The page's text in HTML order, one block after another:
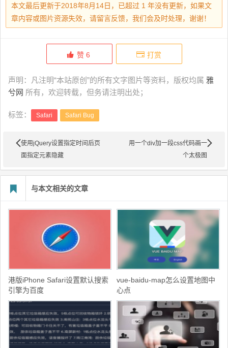
本文最后更新于2018年8月14日，已超过 1 年没有更新，如果文
章内容或图片资源失效，请留言反馈，我们会及时处理，谢谢！
赞 6 打赏
声明：凡注明“本站原创”的所有文字图片等资料，版权均属 雅
兮网 所有，欢迎转载，但务请注明出处；
标签： Safari Safari Bug
用一个div加一段css代码画一
个太极图
使用jQuery设置指定时间后页
面指定元素隐藏
与本文相关的文章
港版iPhone Safari设置默认搜索
引擎为百度
vue-baidu-map怎么设置地图中
心点